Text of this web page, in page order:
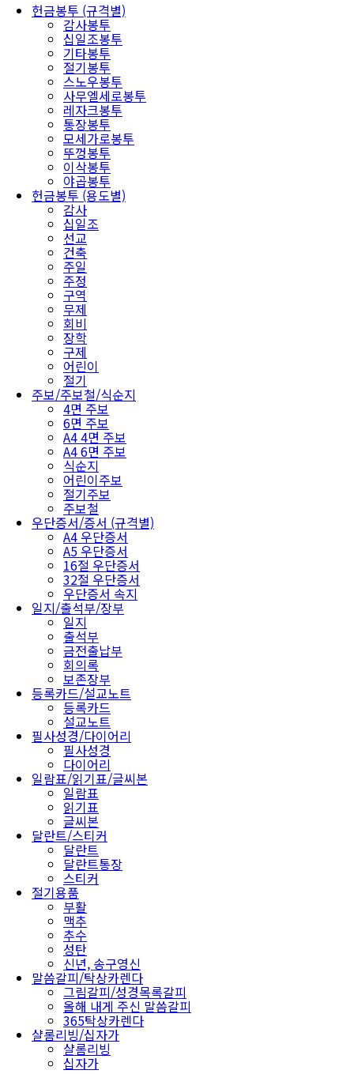
헌금봉투 (규격별)
감사봉투
십일조봉투
기타봉투
절기봉투
스노우봉투
사무엘세로봉투
레자크봉투
통장봉투
모세가로봉투
뚜껑봉투
이삭봉투
야곱봉투
헌금봉투 (용도별)
감사
십일조
선교
건축
주일
주정
구역
무제
회비
장학
구제
어린이
절기
주보/주보철/식순지
4면 주보
6면 주보
A4 4면 주보
A4 6면 주보
식순지
어린이주보
절기주보
주보철
우단증서/증서 (규격별)
A4 우단증서
A5 우단증서
16절 우단증서
32절 우단증서
우단증서 속지
일지/출석부/장부
일지
출석부
금전출납부
회의록
보존장부
등록카드/설교노트
등록카드
설교노트
필사성경/다이어리
필사성경
다이어리
일람표/읽기표/글씨본
일람표
읽기표
글씨본
달란트/스티커
달란트
달란트통장
스티커
절기용품
부활
맥추
추수
성탄
신년, 송구영신
말씀갈피/탁상카렌다
그림갈피/성경목록갈피
올해 내게 주신 말씀갈피
365탁상카렌다
샬롬리빙/십자가
샬롬리빙
십자가